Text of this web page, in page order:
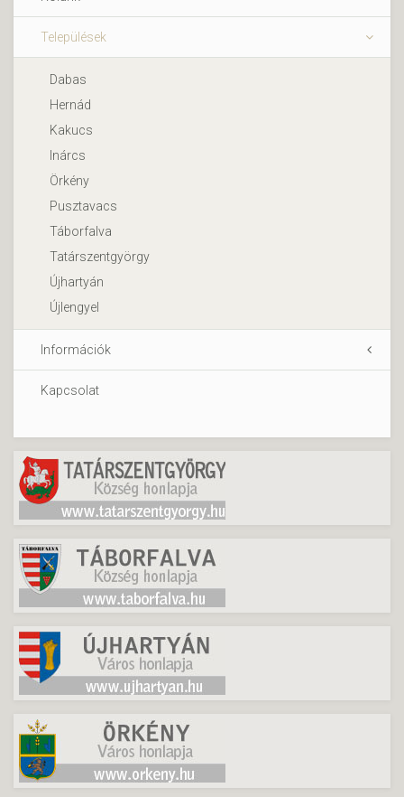
Települések
Dabas
Hernád
Kakucs
Inárcs
Örkény
Pusztavacs
Táborfalva
Tatárszentgyörgy
Újhartyán
Újlengyel
Információk
Kapcsolat